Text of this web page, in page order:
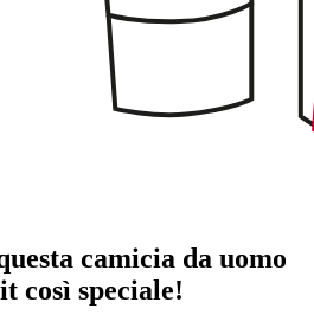
camicia da uomo
così speciale!